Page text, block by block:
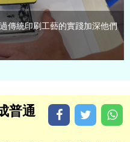
傳統印刷工藝的實踐加深他們
普通